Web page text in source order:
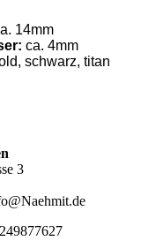
14mm
ca. 4mm
schwarz, titan
3